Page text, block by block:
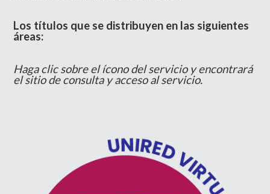
Los títulos que se distribuyen en las siguientes
áreas:
Haga clic sobre el ícono del servicio y encontrará
el sitio de consulta y acceso al servicio.